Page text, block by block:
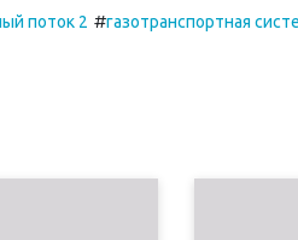
поток 2 #газотранспортная